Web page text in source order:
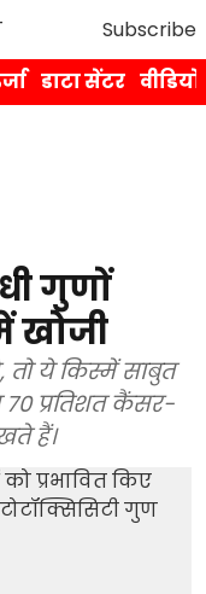
Subscribe
डाटा सेंटर वीडियो
गुणों
खोजी
तो ये किस्में साबुत
प्रतिशत कैंसर-
हैं।